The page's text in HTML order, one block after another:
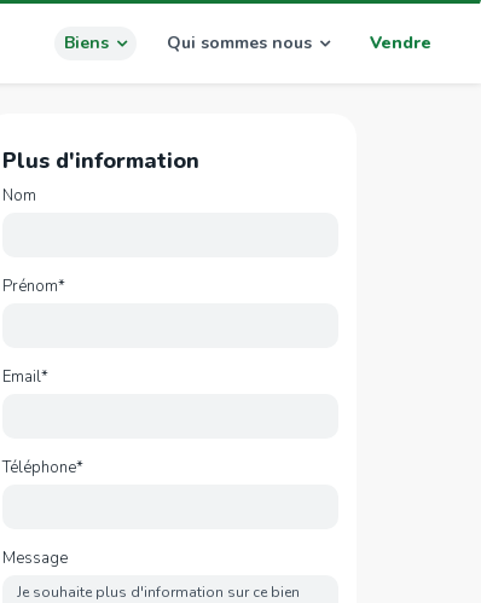
Biens Qui sommes nous Vendre
Plus d'information
Nom
Prénom*
Email*
Téléphone*
Message